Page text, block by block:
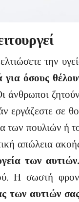
την
για όσους
άνθρωποι
εργάζεστε σε
των πουλιών ή
απώλεια
των αυτιών.
Η σωστή
των αυτιών